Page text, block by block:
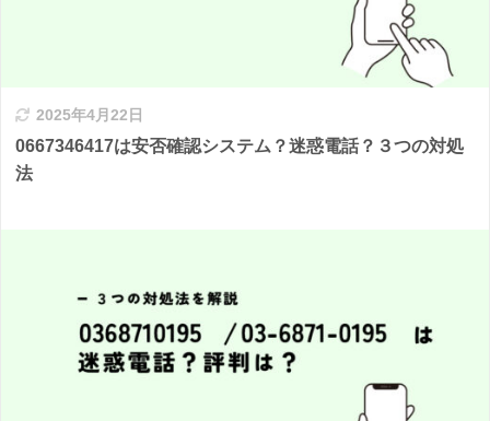
2025年4月22日
0667346417は安否確認システム？迷惑電話？３つの対処
法